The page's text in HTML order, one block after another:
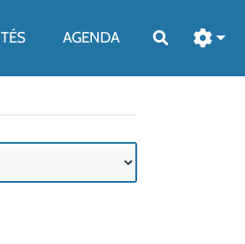
AGENDA Rechercher